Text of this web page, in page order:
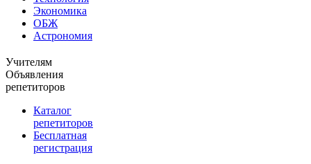
Экономика
ОБЖ
Астрономия
Учителям
Объявления
репетиторов
Каталог
репетиторов
Бесплатная
регистрация